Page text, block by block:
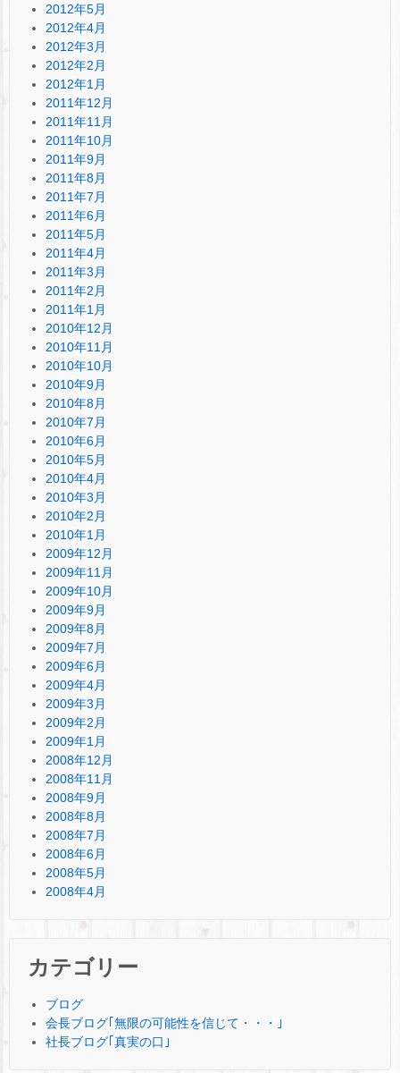
2012年5月
2012年4月
2012年3月
2012年2月
2012年1月
2011年12月
2011年11月
2011年10月
2011年9月
2011年8月
2011年7月
2011年6月
2011年5月
2011年4月
2011年3月
2011年2月
2011年1月
2010年12月
2010年11月
2010年10月
2010年9月
2010年8月
2010年7月
2010年6月
2010年5月
2010年4月
2010年3月
2010年2月
2010年1月
2009年12月
2009年11月
2009年10月
2009年9月
2009年8月
2009年7月
2009年6月
2009年4月
2009年3月
2009年2月
2009年1月
2008年12月
2008年11月
2008年9月
2008年8月
2008年7月
2008年6月
2008年5月
2008年4月
カテゴリー
ブログ
会長ブログ｢無限の可能性を信じて・・・｣
社長ブログ｢真実の口｣